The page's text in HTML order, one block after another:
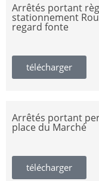
Arrêtés portant
stationnement
regard fonte
télécharger
Arrêtés portant
place du Marché
télécharger